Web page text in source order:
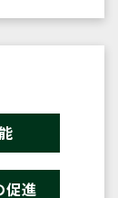
促進